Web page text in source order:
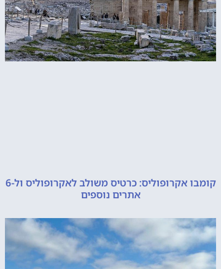
קומבו אקרופוליס: כרטיס משולב לאקרופוליס ול-6
אתרים נוספים